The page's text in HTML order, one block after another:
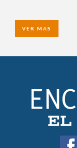
VER MAS